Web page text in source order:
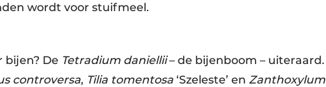
wordt voor stuifmeel.
bijen? De Tetradium daniellii– de bijenboom – uiteraard.
controversa, Tilia tomentosa ‘Szeleste’ en Zanthoxylum